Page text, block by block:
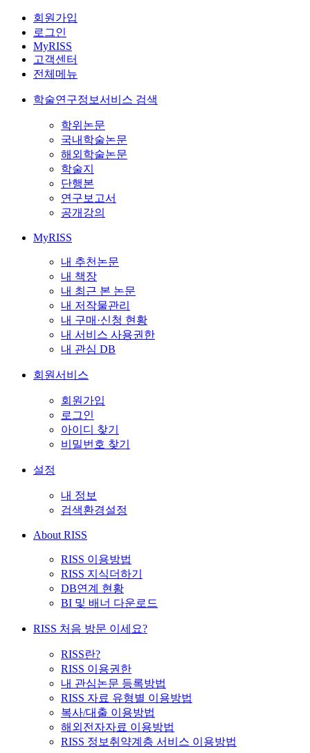
회원가입
로그인
MyRISS
고객센터
전체메뉴
학술연구정보서비스 검색
학위논문
국내학술논문
해외학술논문
학술지
단행본
연구보고서
공개강의
MyRISS
내 추천논문
내 책장
내 최근 본 논문
내 저작물관리
내 구매·신청 현황
내 서비스 사용권한
내 관심 DB
회원서비스
회원가입
로그인
아이디 찾기
비밀번호 찾기
설정
내 정보
검색환경설정
About RISS
RISS 이용방법
RISS 지식더하기
DB연계 현황
BI 및 배너 다운로드
RISS 처음 방문 이세요?
RISS란?
RISS 이용권한
내 관심논문 등록방법
RISS 자료 유형별 이용방법
복사/대출 이용방법
해외전자자료 이용방법
RISS 정보취약계층 서비스 이용방법